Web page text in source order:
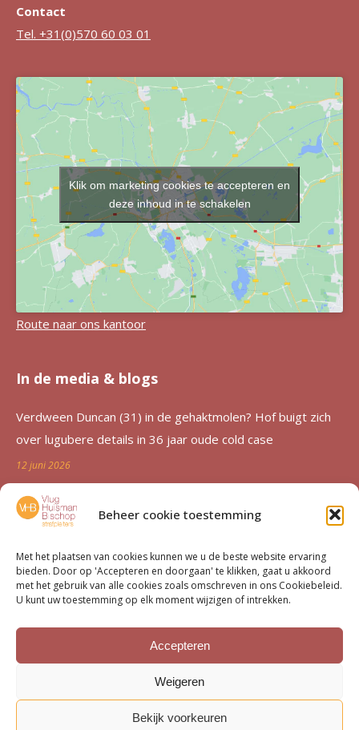
Beheer cookie toestemming
Met het plaatsen van cookies kunnen we u de beste website ervaring
bieden. Door op 'Accepteren en doorgaan' te klikken, gaat u akkoord
met het gebruik van alle cookies zoals omschreven in ons Cookiebeleid.
U kunt uw toestemming op elk moment wijzigen of intrekken.
Accepteren
Weigeren
Bekijk voorkeuren
Contact
Tel. +31(0)570 60 03 01
Klik om marketing cookies te accepteren en
deze inhoud in te schakelen
Route naar ons kantoor
In de media & blogs
Verdween Duncan (31) in de gehaktmolen? Hof buigt zich
over lugubere details in 36 jaar oude cold case
12 juni 2026
Zutphen al 36 jaar in de ban van verdwijning Duncan
Zwakke: ‘Een etterende wond voor de familie’
Advocatenechtpaar Knoops bestraft door tuchtrechter om
excessief declareren
1 juni 2026
Van moord­zaak tot milieu­dossier